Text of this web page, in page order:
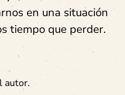
en una situación
tiempo que perder.
autor.